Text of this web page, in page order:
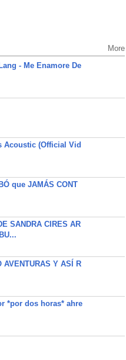
More
- Me Enamore De
Acoustic (Official Vid
que JAMÁS CONT
SANDRA CIRES AR
AVENTURAS Y ASÍ R
*por dos horas* ahre